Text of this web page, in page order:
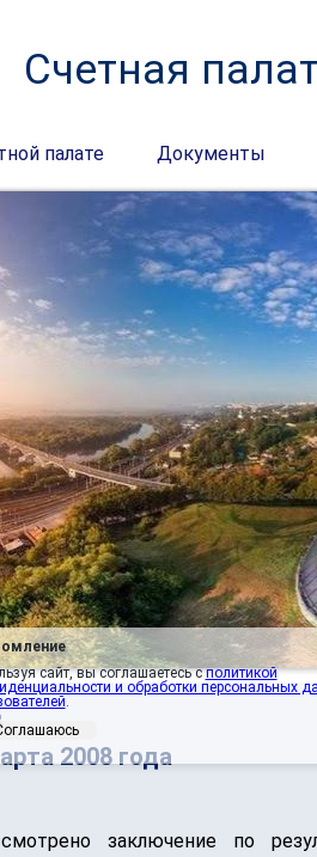
Счетная
палате Документы
2008 года
заключение по
сайт, вы соглашаетесь сполитикой
и обработки персональных
.